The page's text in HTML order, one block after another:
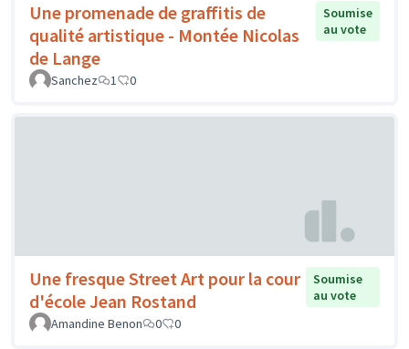
Une promenade de graffitis de
qualité artistique - Montée Nicolas
de Lange
Soumise
au vote
Sanchez 1 0
Une fresque Street Art pour la cour
d'école Jean Rostand
Soumise
au vote
Amandine Benon
0 0